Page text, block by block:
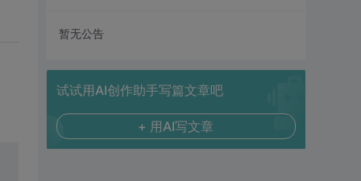
暂无公告
试试用AI创作助手写篇文章吧
+ 用AI写文章